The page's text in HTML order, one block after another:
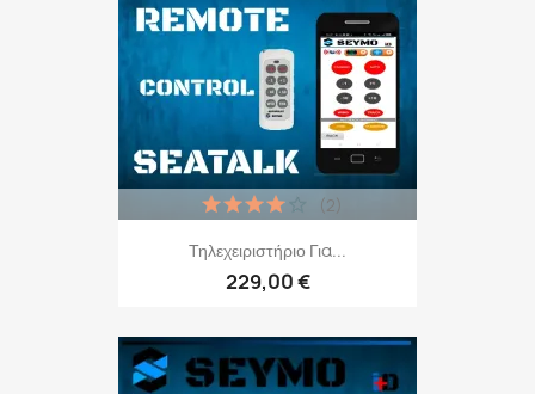
Τηλεχειριστήριο Για...
229,00 €
(2)